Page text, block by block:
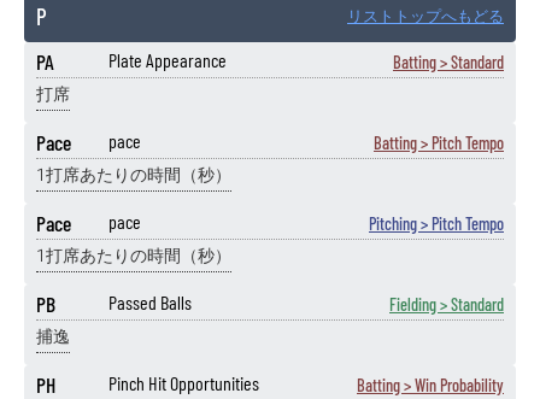
P リストトップへもどる
PA Plate Appearance Batting > Standard
打席
Pace pace Batting > Pitch Tempo
1打席あたりの時間（秒）
Pace pace Pitching > Pitch Tempo
1打席あたりの時間（秒）
PB Passed Balls Fielding > Standard
捕逸
PH Pinch Hit Opportunities Batting > Win Probability